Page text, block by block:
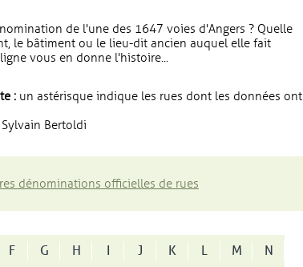
de l'une des 1647 voies d'Angers ? Quelle
le bâtiment ou le lieu-dit ancien auquel elle fait
vous en donne l'histoire...
: un astérisque indique les rues dont les données ont
Sylvain Bertoldi
dénominations officielles de rues
F G H I J K L M
N